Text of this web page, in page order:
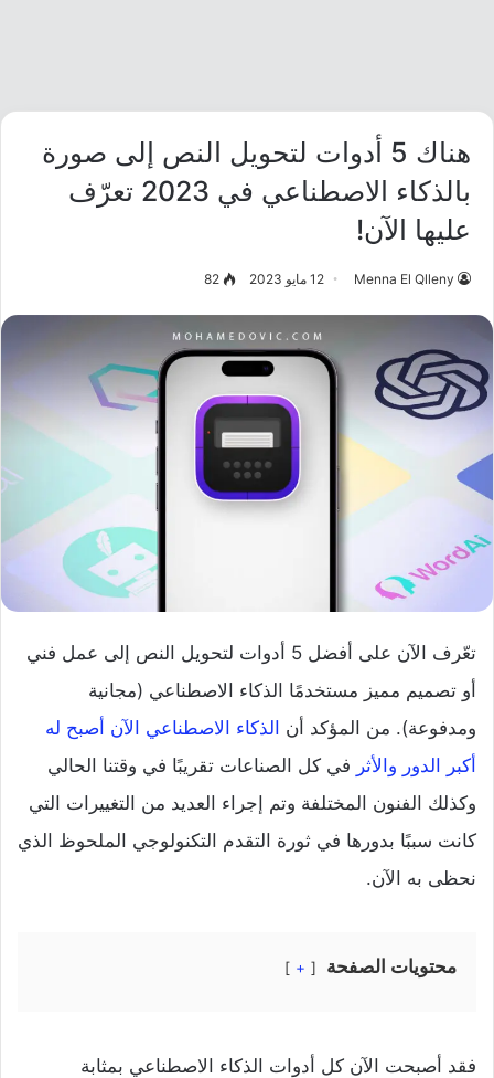
هناك 5 أدوات لتحويل النص إلى صورة
بالذكاء الاصطناعي في 2023 تعرّف
عليها الآن!
Menna El Qlleny 12 مايو 2023 82
تعّرف الآن على أفضل 5 أدوات لتحويل النص إلى عمل فني
أو تصميم مميز مستخدمًا الذكاء الاصطناعي (مجانية
ومدفوعة). من المؤكد أن الذكاء الاصطناعي الآن أصبح له
أكبر الدور والأثر في كل الصناعات تقريبًا في وقتنا الحالي
وكذلك الفنون المختلفة وتم إجراء العديد من التغييرات التي
كانت سببًا بدورها في ثورة التقدم التكنولوجي الملحوظ الذي
نحظى به الآن.
محتويات الصفحة +
فقد أصبحت الآن كل أدوات الذكاء الاصطناعي بمثابة